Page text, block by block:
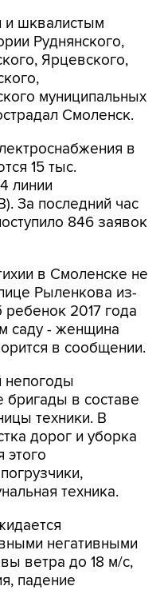
шквалистым
Руднянского,
Ярцевского,
муниципальных
Смоленск.
в
15 тыс.
линии
За последний час
846 заявок
в Смоленске не
Рыленкова из-
2017 года
саду - женщина
в сообщении.
непогоды
в составе
техники. В
дорог и уборка
этого
техника.
негативными
ветра до 18 м/с,
падение